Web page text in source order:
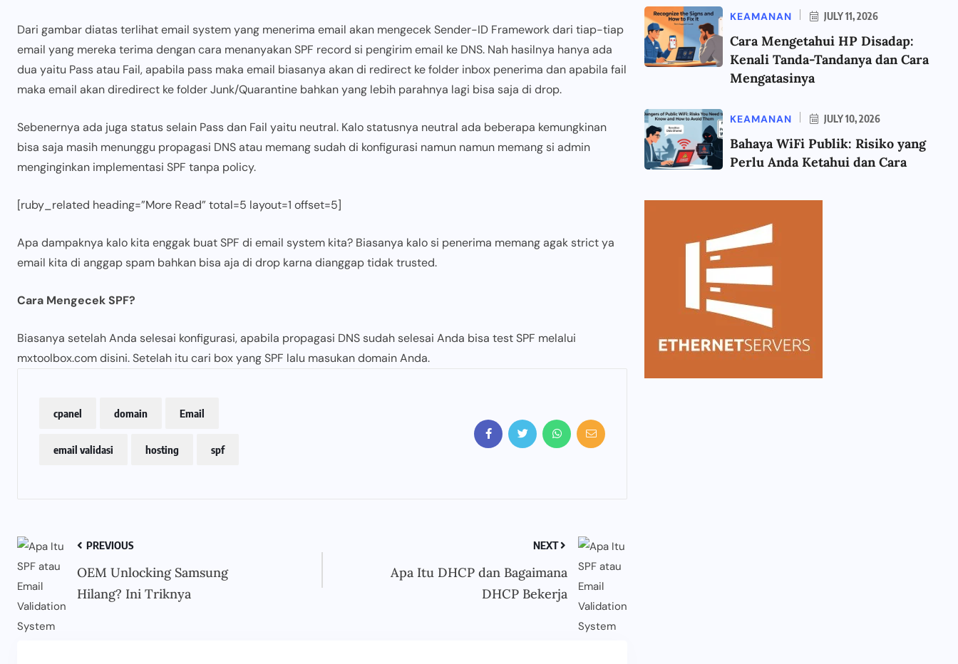
Dari gambar diatas terlihat email system yang menerima email akan mengecek Sender-ID Framework dari tiap-tiap
email yang mereka terima dengan cara menanyakan SPF record si pengirim email ke DNS. Nah hasilnya hanya ada
dua yaitu Pass atau Fail, apabila pass maka email biasanya akan di redirect ke folder inbox penerima dan apabila fail
maka email akan diredirect ke folder Junk/Quarantine bahkan yang lebih parahnya lagi bisa saja di drop.
Sebenernya ada juga status selain Pass dan Fail yaitu neutral. Kalo statusnya neutral ada beberapa kemungkinan
bisa saja masih menunggu propagasi DNS atau memang sudah di konfigurasi namun namun memang si admin
menginginkan implementasi SPF tanpa policy.
[ruby_related heading=”More Read” total=5 layout=1 offset=5]
Apa dampaknya kalo kita enggak buat SPF di email system kita? Biasanya kalo si penerima memang agak strict ya
email kita di anggap spam bahkan bisa aja di drop karna dianggap tidak trusted.
Cara Mengecek SPF?
Biasanya setelah Anda selesai konfigurasi, apabila propagasi DNS sudah selesai Anda bisa test SPF melalui
mxtoolbox.com disini. Setelah itu cari box yang SPF lalu masukan domain Anda.
cpanel domain Email
email validasi hosting spf
PREVIOUS
OEM Unlocking Samsung
Hilang? Ini Triknya
NEXT
Apa Itu DHCP dan Bagaimana
DHCP Bekerja
KEAMANAN JULY 11, 2026
Cara Mengetahui HP Disadap:
Kenali Tanda-Tandanya dan Cara
Mengatasinya
KEAMANAN JULY 10, 2026
Bahaya WiFi Publik: Risiko yang
Perlu Anda Ketahui dan Cara